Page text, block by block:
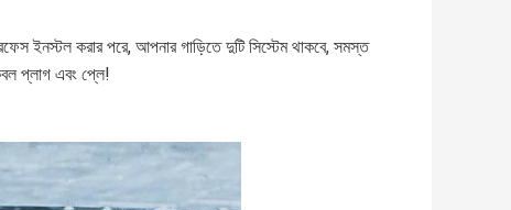
ইনস্টল করার পরে, আপনার গাড়িতে দুটি সিস্টেম থাকবে, সমস্ত
প্লাগ এবং প্লে!